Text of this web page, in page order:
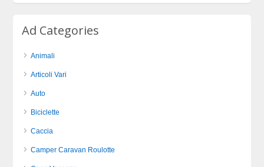
Ad Categories
Animali
Articoli Vari
Auto
Biciclette
Caccia
Camper Caravan Roulotte